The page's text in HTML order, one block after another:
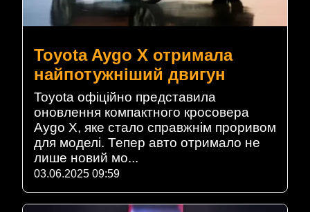
Toyota Aygo X отримала
найпотужніший двигун
Toyota офіційно представила
оновлення компактного кросовера
Aygo X, яке стало справжнім проривом
для моделі. Тепер авто отримало не
лише новий мо...
03.06.2025 09:59